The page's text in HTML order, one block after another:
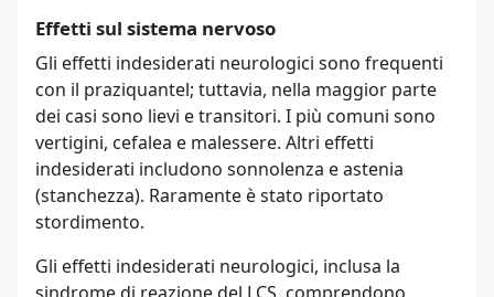
Effetti sul sistema nervoso
Gli effetti indesiderati neurologici sono frequenti
con il praziquantel; tuttavia, nella maggior parte
dei casi sono lievi e transitori. I più comuni sono
vertigini, cefalea e malessere. Altri effetti
indesiderati includono sonnolenza e astenia
(stanchezza). Raramente è stato riportato
stordimento.
Gli effetti indesiderati neurologici, inclusa la